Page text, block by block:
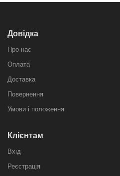
Довідка
Про нас
Оплата
Доставка
Повернення
Умови і положення
Клієнтам
Вхід
Реєстрація